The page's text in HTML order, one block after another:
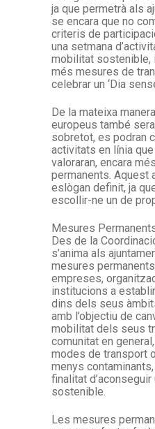
ja que permetrà als
se encara que no
criteris de
una setmana
mobilitat sostenible,
més mesures de
celebrar un ‘Dia
De la mateixa
europeus també
sobretot, es podran
activitats en línia
valoraran, encara
permanents. Aquest
eslògan definit, ja
escollir-ne un de
Mesures
Des de la
s’anima als
mesures
empreses,
institucions a
dins dels seus
amb l’objectiu de
mobilitat dels seus
comunitat en
modes de transport
menys
finalitat
sostenible.
Les mesures